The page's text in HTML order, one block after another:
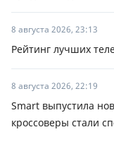
8 августа 2026, 23:13
Рейтинг лучших
8 августа 2026, 22:19
Smart выпустила
кроссоверы стали